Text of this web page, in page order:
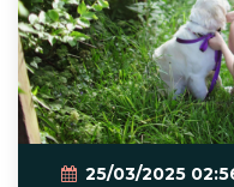
25/03/2025